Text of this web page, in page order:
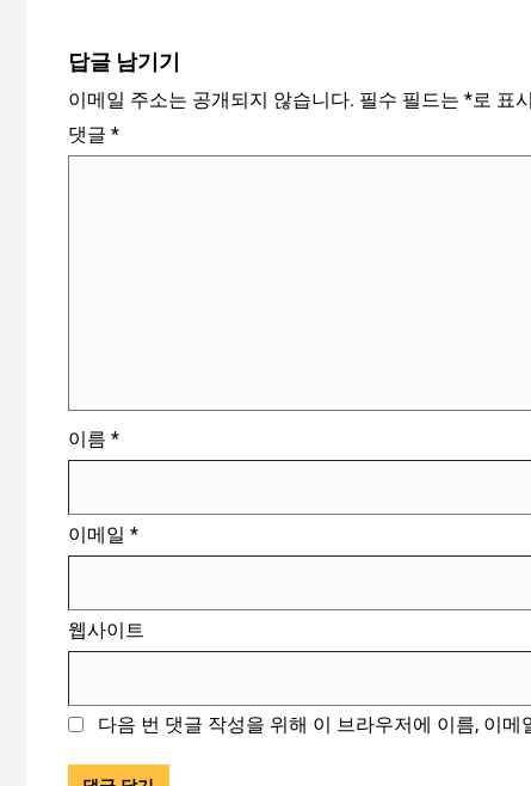
답글 남기기
이메일 주소는 공개되지 않습니다. 필수 필드는 *로 표
댓글 *
이름 *
이메일 *
웹사이트
다음 번 댓글 작성을 위해 이 브라우저에 이름, 이